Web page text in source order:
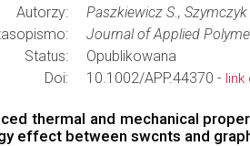
Autorzy:
Paszkiewicz S., Szymczyk
Journal of Applied
Status:
Opublikowana
Doi:
10.1002/APP.44370 - link
thermal and mechanical
effect between swcnts and